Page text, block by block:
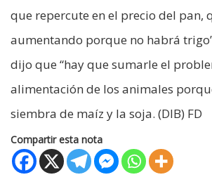
que repercute en el precio del pan,
aumentando porque no habrá
dijo que “hay que sumarle el
alimentación de los animales
siembra de maíz y la soja. (DIB) FD
Compartir esta nota